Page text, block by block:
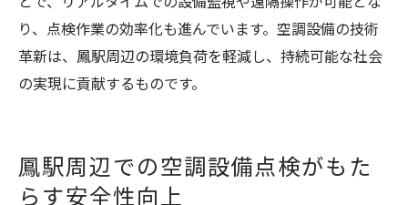
り、点検作業の効率化も進んでいます。空調設備の技術
革新は、鳳駅周辺の環境負荷を軽減し、持続可能な社会
の実現に貢献するものです。
鳳駅周辺での空調設備点検がもた